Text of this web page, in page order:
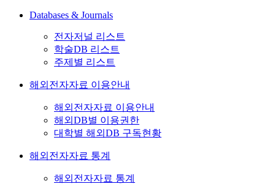
Databases & Journals
전자저널 리스트
학술DB 리스트
주제별 리스트
해외전자자료 이용안내
해외전자자료 이용안내
해외DB별 이용권한
대학별 해외DB 구독현황
해외전자자료 통계
해외전자자료 통계